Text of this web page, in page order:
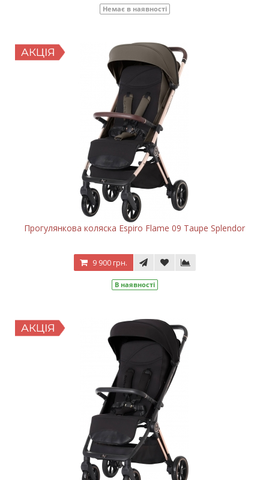
Немає в наявності
Прогулянкова коляска Espiro Flame 09 Taupe Splendor
9 900 грн.
В наявності